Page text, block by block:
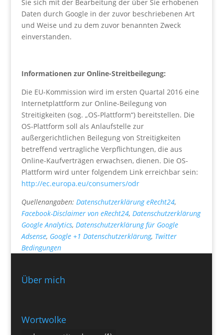
Sie sich mit der Bearbeitung der über Sie erhobenen
Daten durch Google in der zuvor beschriebenen Art
und Weise und zu dem zuvor benannten Zweck
einverstanden.
Informationen zur Online-Streitbeilegung:
Die EU-Kommission wird im ersten Quartal 2016 eine
Internetplattform zur Online-Beilegung von
Streitigkeiten (sog. „OS-Plattform“) bereitstellen. Die
OS-Plattform soll als Anlaufstelle zur
außergerichtlichen Beilegung von Streitigkeiten
betreffend vertragliche Verpflichtungen, die aus
Online-Kaufverträgen erwachsen, dienen. Die OS-
Plattform wird unter folgendem Link erreichbar sein:
http://ec.europa.eu/consumers/odr
Quellenangaben: Datenschutzerklärung eRecht24,
Facebook-Disclaimer von eRecht24, Datenschutzerklärung
Google Analytics, Datenschutzerklärung für Google
Adsense, Google +1 Datenschutzerklärung, Twitter
Bedingungen
Über mich
Wortwolke